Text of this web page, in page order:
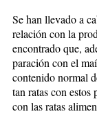
Se han llevado a
relación con la
encontrado que,
paración con el
contenido normal
tan ra­tas con
con las ratas